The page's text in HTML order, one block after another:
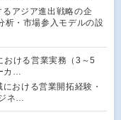
アジア進出戦略の企
析・市場参入モデルの設
おける営業実務（3～5
カ…
おける営業開拓経験・
ネ…